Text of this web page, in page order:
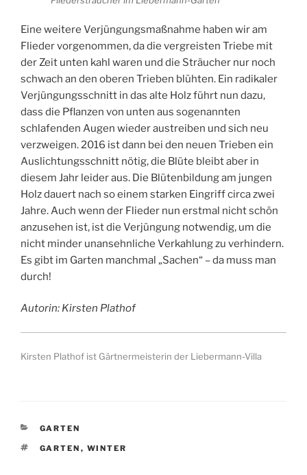
Eine weitere Verjüngungsmaßnahme haben wir am
Flieder vorgenommen, da die vergreisten Triebe mit
der Zeit unten kahl waren und die Sträucher nur noch
schwach an den oberen Trieben blühten. Ein radikaler
Verjüngungsschnitt in das alte Holz führt nun dazu,
dass die Pflanzen von unten aus sogenannten
schlafenden Augen wieder austreiben und sich neu
verzweigen. 2016 ist dann bei den neuen Trieben ein
Auslichtungsschnitt nötig, die Blüte bleibt aber in
diesem Jahr leider aus. Die Blütenbildung am jungen
Holz dauert nach so einem starken Eingriff circa zwei
Jahre. Auch wenn der Flieder nun erstmal nicht schön
anzusehen ist, ist die Verjüngung notwendig, um die
nicht minder unansehnliche Verkahlung zu verhindern.
Es gibt im Garten manchmal „Sachen“ – da muss man
durch!
Autorin: Kirsten Plathof
Kirsten Plathof ist Gärtnermeisterin der Liebermann-Villa
KATEGORIEN
GARTEN
SCHLAGWÖRTER
GARTEN , WINTER